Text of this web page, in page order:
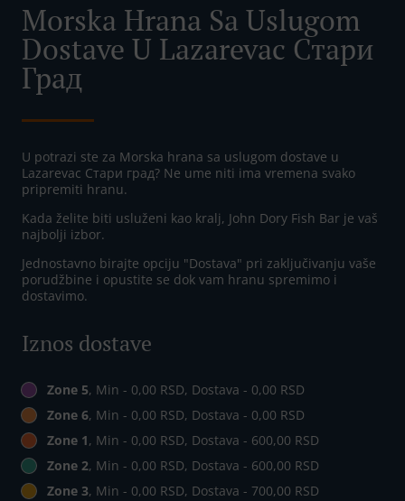
Morska Hrana Sa Uslugom
Dostave U Lazarevac Стари
Град
U potrazi ste za Morska hrana sa uslugom dostave u
Lazarevac Стари град? Ne ume niti ima vremena svako
pripremiti hranu.
Kada želite biti usluženi kao kralj, John Dory Fish Bar je vaš
najbolji izbor.
Jednostavno birajte opciju "Dostava" pri zaključivanju vaše
porudžbine i opustite se dok vam hranu spremimo i
dostavimo.
Iznos dostave
Zone 5, Min - 0,00 RSD, Dostava - 0,00 RSD
Zone 6, Min - 0,00 RSD, Dostava - 0,00 RSD
Zone 1, Min - 0,00 RSD, Dostava - 600,00 RSD
Zone 2, Min - 0,00 RSD, Dostava - 600,00 RSD
Zone 3, Min - 0,00 RSD, Dostava - 700,00 RSD